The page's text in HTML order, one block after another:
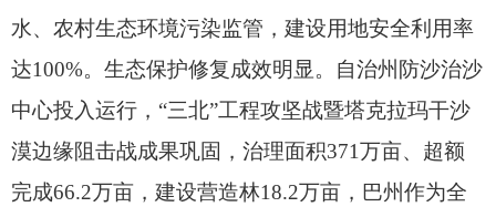
水、 农村生态环境污染监管， 建设用地安全利用率
达100%。 生态保护修复成效明显。 自治州防沙治沙
中心投入运行， “三北”工程攻坚战暨塔克拉玛干沙
漠边缘阻击战成果巩固， 治理面积371万亩、 超额
完成66.2万亩， 建设营造林18.2万亩， 巴州作为全